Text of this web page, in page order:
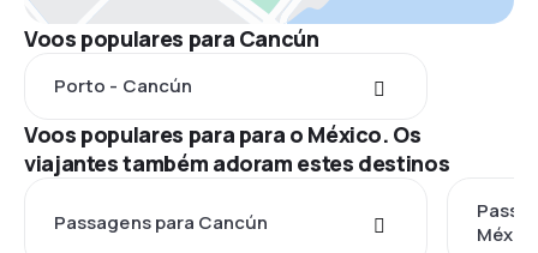
Voos populares para Cancún
Porto - Cancún
Voos populares para para o México. Os
viajantes também adoram estes destinos
Passagens para Cancún